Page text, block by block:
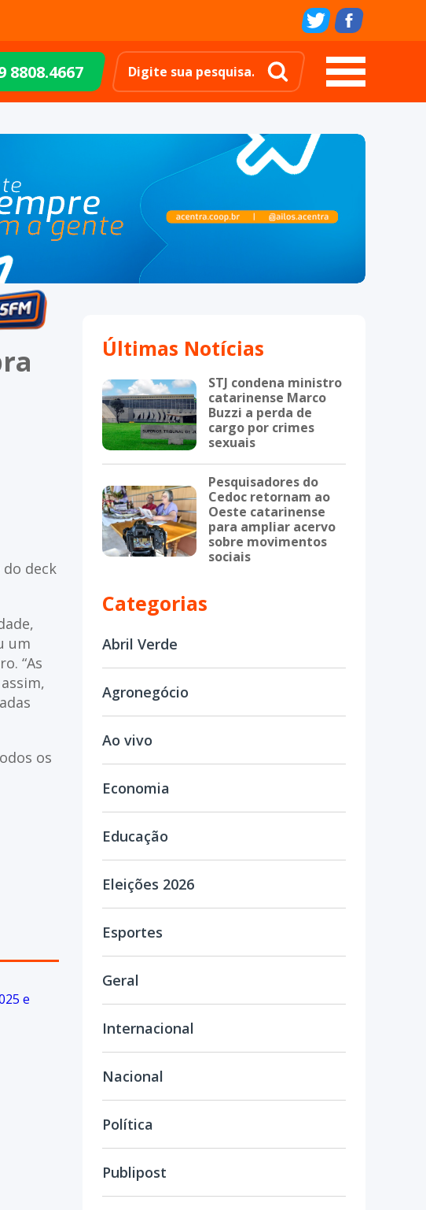
8808.4667
deck
um
“As
os
Últimas Notícias
STJ condena ministro
catarinense Marco
Buzzi a perda de
cargo por crimes
sexuais
Pesquisadores do
Cedoc retornam ao
Oeste catarinense
para ampliar acervo
sobre movimentos
sociais
Categorias
Abril Verde
Agronegócio
Ao vivo
Economia
Educação
Eleições 2026
Esportes
Geral
Internacional
Nacional
Política
Publipost